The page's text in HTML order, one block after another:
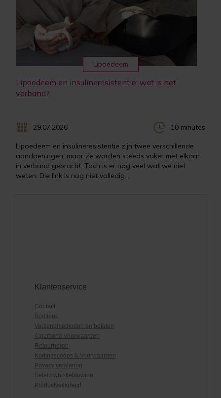
Lipoedeem
Lipoedeem en insulineresistentie: wat is het
verband?
29.07.2026 10 minutes
Lipoedeem en insulineresistentie zijn twee verschillende
aandoeningen, maar ze worden steeds vaker met elkaar
in verband gebracht. Toch is er nog veel wat we niet
weten. Die link is nog niet volledig...
Klantenservice
Contact
Boutique
Verzendmethoden en betalen
Algemene Voorwaarden
Retourneren
Kortingscodes & Voorwaarden
Privacy verklaring
Beleid whistleblowing
Productveiligheid